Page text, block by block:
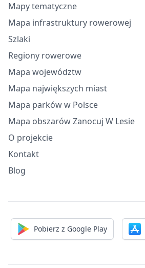
Mapy tematyczne
Mapa infrastruktury rowerowej
Szlaki
Regiony rowerowe
Mapa województw
Mapa największych miast
Mapa parków w Polsce
Mapa obszarów Zanocuj W Lesie
O projekcie
Kontakt
Blog
Pobierz z Google Play